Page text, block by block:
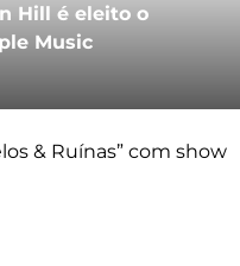
Hill é eleito o
Music